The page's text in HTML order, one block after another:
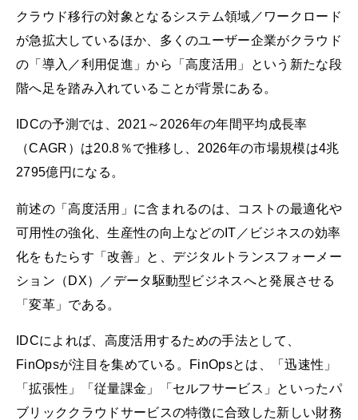
クラウド移行の対象となるシステム領域／ワークロード
が急拡大しているほか、多くのユーザー企業がクラウド
の「導入／利用促進」から「高度活用」という新たな段
階へ足を踏み入れていることが背景にある。
IDCの予測では、2021～2026年の年間平均成長率
（CAGR）は20.8％で推移し、2026年の市場規模は4兆
2795億円になる。
前述の「高度活用」に含まれるのは、コストの最適化や
可用性の強化、生産性の向上などのIT／ビジネスの効率
化をもたらす「改善」と、デジタルトランスフォーメー
ション（DX）／データ駆動型ビジネスへと発展させる
「変革」である。
IDCによれば、高度活用するための手法として、
FinOpsが注目を集めている。FinOpsとは、「迅速性」
「拡張性」「従量課金」「セルフサービス」といったパ
ブリッククラウドサービスの特徴に合致した新しい財務